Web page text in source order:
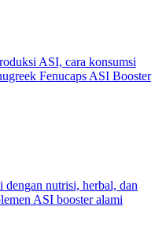
ASI, cara konsumsi
Fenucaps ASI Booster
dengan nutrisi, herbal, dan
ASI booster alami